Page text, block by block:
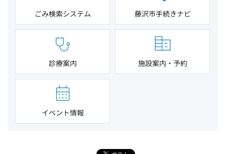
ごみ検索システム 藤沢市手続きナビ
診療案内 施設案内・予約
イベント情報